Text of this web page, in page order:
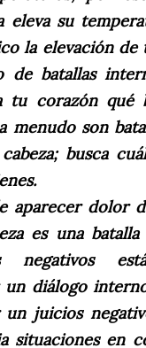
eleva su
la elevación de
de batallas
tu corazón qué
menudo son
busca
aparecer dolor
es una batalla
negativos
un diálogo
un juicios
situaciones en